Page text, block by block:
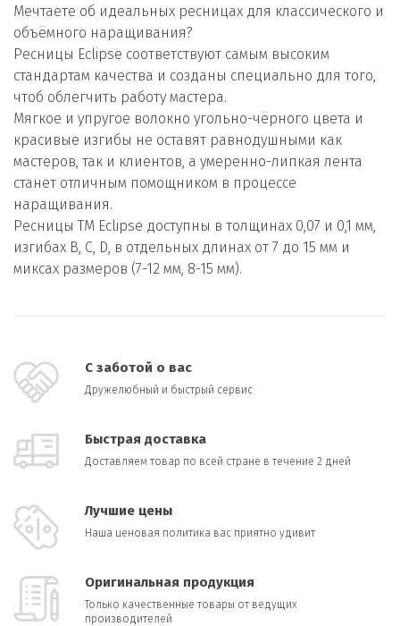
Мечтаете об идеальных ресницах для классического и
объёмного наращивания?
Ресницы Eclipse соответствуют самым высоким
стандартам качества и созданы специально для того,
чтоб облегчить работу мастера.
Мягкое и упругое волокно угольно-чёрного цвета и
красивые изгибы не оставят равнодушными как
мастеров, так и клиентов, а умеренно-липкая лента
станет отличным помощником в процессе
наращивания.
Ресницы TM Eclipse доступны в толщинах 0,07 и 0,1 мм,
изгибах B, C, D, в отдельных длинах от 7 до 15 мм и
миксах размеров (7-12 мм, 8-15 мм).
С заботой о вас
Дружелюбный и быстрый сервис
Быстрая доставка
Доставляем товар по всей стране в течение 2 дней
Лучшие цены
Наша ценовая политика вас приятно удивит
Оригинальная продукция
Только качественные товары от ведущих
производителей